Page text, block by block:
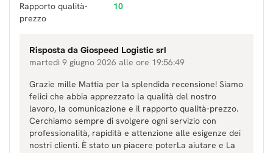
Rapporto qualità-
prezzo
10
Risposta da Giospeed Logistic srl
martedì 9 giugno 2026 alle ore 19:56:49
Grazie mille Mattia per la splendida recensione! Siamo
felici che abbia apprezzato la qualità del nostro
lavoro, la comunicazione e il rapporto qualità-prezzo.
Cerchiamo sempre di svolgere ogni servizio con
professionalità, rapidità e attenzione alle esigenze dei
nostri clienti. È stato un piacere poterLa aiutare e La